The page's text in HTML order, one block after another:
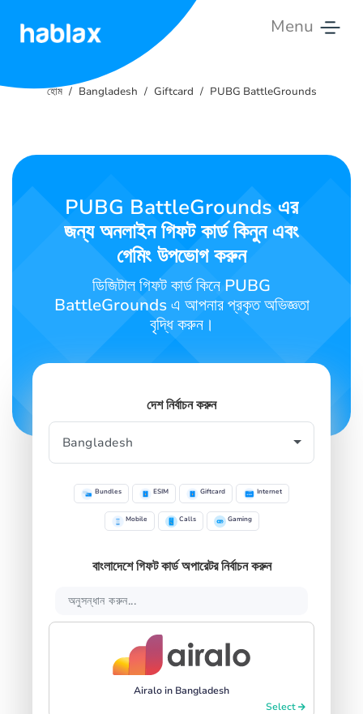
Menu
ট্যারিফ
আমাদের
যোগাযোগ
SIGN INSIGN UP
হোম Bangladesh Giftcard PUBG BattleGrounds
PUBG BattleGrounds এর
জন্য অনলাইন গিফট কার্ড কিনুন এবং
গেমিং উপভোগ করুন
ডিজিটাল গিফট কার্ড কিনে PUBG
BattleGrounds এ আপনার প্রকৃত অভিজ্ঞতা
বৃদ্ধি করুন।
দেশ নির্বাচন করুন
Bundles ESIM Giftcard Internet
Mobile Calls Gaming
বাংলাদেশে গিফট কার্ড অপারেটর নির্বাচন করুন
Airalo in Bangladesh
Select